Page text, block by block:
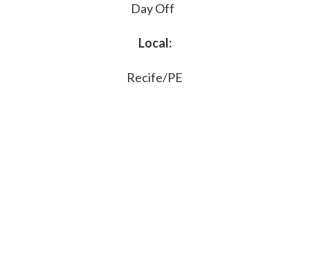
Day Off
Local:
Recife/PE